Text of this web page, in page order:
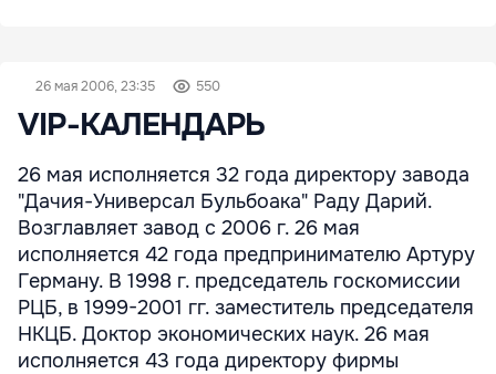
26 мая 2006, 23:35 550
VIP-КАЛЕНДАРЬ
26 мая исполняется 32 года директору завода
"Дачия-Универсал Бульбоака" Раду Дарий.
Возглавляет завод с 2006 г. 26 мая
исполняется 42 года предпринимателю Артуру
Герману. В 1998 г. председатель госкомиссии
РЦБ, в 1999-2001 гг. заместитель председателя
НКЦБ. Доктор экономических наук. 26 мая
исполняется 43 года директору фирмы